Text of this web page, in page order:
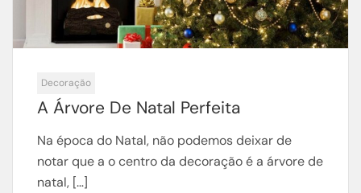
Decoração
A Árvore De Natal Perfeita
Na época do Natal, não podemos deixar de
notar que a o centro da decoração é a árvore de
natal, […]